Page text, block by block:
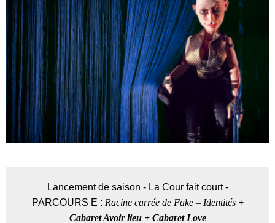
Lancement de saison - La Cour fait court -
PARCOURS E : Racine carrée de Fake – Identités +
Cabaret Avoir lieu + Cabaret Love